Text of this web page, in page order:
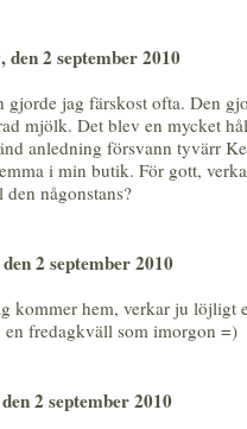
den 2 september 2010
gjorde jag färskost ofta. Den
mjölk. Det blev en mycket
anledning försvann tyvärr
i min butik. För gott,
någonstans?
2 september 2010
kommer hem, verkar ju löjligt
fredagkväll som imorgon =)
2 september 2010